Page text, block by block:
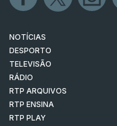
NOTÍCIAS
DESPORTO
TELEVISÃO
RÁDIO
RTP ARQUIVOS
RTP ENSINA
RTP PLAY